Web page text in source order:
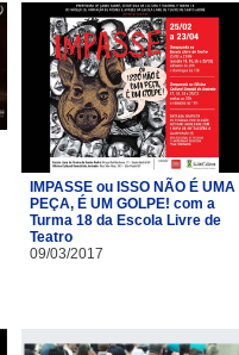
IMPASSE ou ISSO NÃO É UMA
PEÇA, É UM GOLPE! com a
Turma 18 da Escola Livre de
Teatro​
09/03/2017